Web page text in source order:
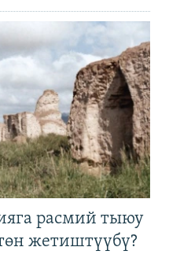
расмий тыюу
жетиштүүбү?